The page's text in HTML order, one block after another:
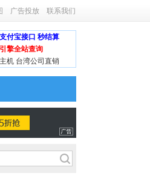
广告投放 联系我们
付宝接口 秒结算
擎全站查询
机 台湾公司直销